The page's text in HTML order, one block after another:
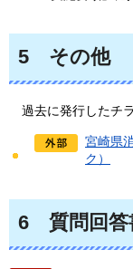
5 その他
過去に発行したチ
宮崎県
ク）
6 質問回答